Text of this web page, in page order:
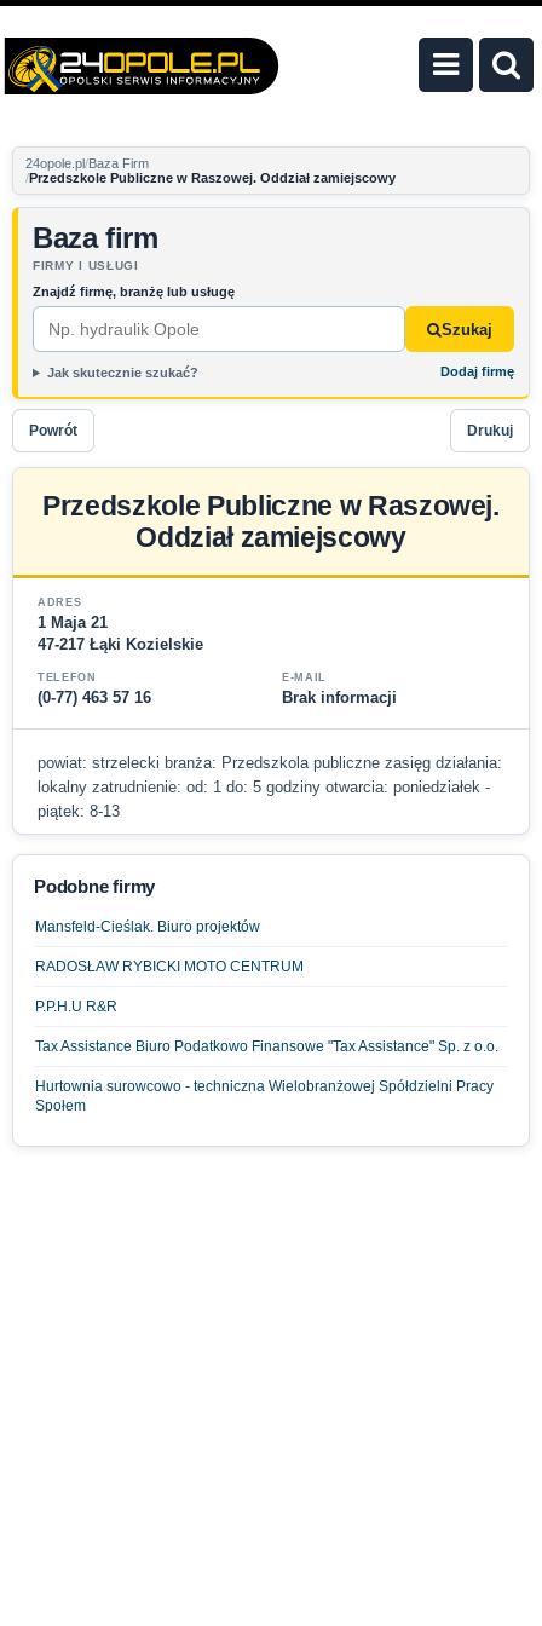
24opole.pl Baza Firm
Przedszkole Publiczne w Raszowej. Oddział zamiejscowy
Baza firm
FIRMY I USŁUGI
Znajdź firmę, branżę lub usługę
Szukaj
Jak skutecznie szukać? Dodaj firmę
Powrót Drukuj
Przedszkole Publiczne w Raszowej.
Oddział zamiejscowy
ADRES
1 Maja 21
47-217 Łąki Kozielskie
TELEFON
(0-77) 463 57 16
E-MAIL
Brak informacji
powiat: strzelecki branża: Przedszkola publiczne zasięg działania:
lokalny zatrudnienie: od: 1 do: 5 godziny otwarcia: poniedziałek -
piątek: 8-13
Podobne firmy
Mansfeld-Cieślak. Biuro projektów
RADOSŁAW RYBICKI MOTO CENTRUM
P.P.H.U R&R
Tax Assistance Biuro Podatkowo Finansowe "Tax Assistance" Sp. z o.o.
Hurtownia surowcowo - techniczna Wielobranżowej Spółdzielni Pracy
Społem